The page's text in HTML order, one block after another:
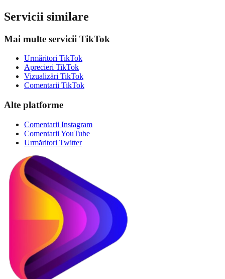
Servicii similare
Mai multe servicii TikTok
Urmăritori TikTok
Aprecieri TikTok
Vizualizări TikTok
Comentarii TikTok
Alte platforme
Comentarii Instagram
Comentarii YouTube
Urmăritori Twitter